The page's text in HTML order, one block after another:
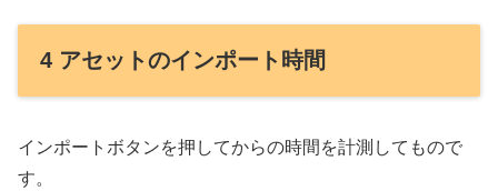
4 アセットのインポート時間
インポートボタンを押してからの時間を計測してもので
す。